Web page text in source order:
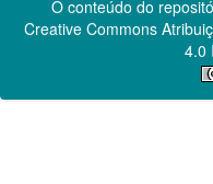
O conteúdo do
Creative Commons
4.0